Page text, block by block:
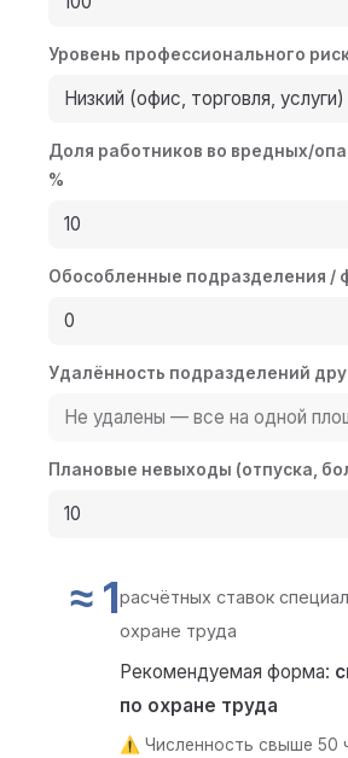
Уровень профессионального
Доля работников во вредных/
%
Обособленные подразделения /
Удалённость подразделений
Плановые невыходы (отпуска,
≈ 1расчётных ставок
охране труда
Рекомендуемая форма:
по охране труда
⚠️ Численность свыше 50